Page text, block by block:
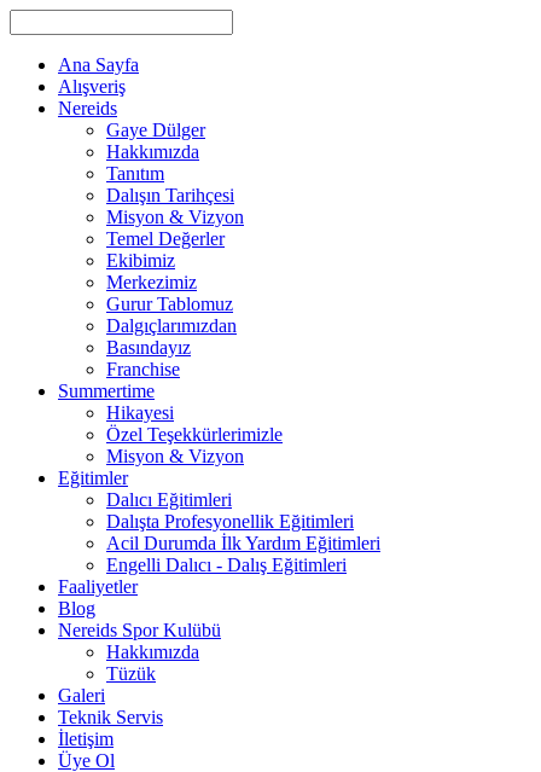
Ana Sayfa
Alışveriş
Nereids
Gaye Dülger
Hakkımızda
Tanıtım
Dalışın Tarihçesi
Misyon & Vizyon
Temel Değerler
Ekibimiz
Merkezimiz
Gurur Tablomuz
Dalgıçlarımızdan
Basındayız
Franchise
Summertime
Hikayesi
Özel Teşekkürlerimizle
Misyon & Vizyon
Eğitimler
Dalıcı Eğitimleri
Dalışta Profesyonellik Eğitimleri
Acil Durumda İlk Yardım Eğitimleri
Engelli Dalıcı - Dalış Eğitimleri
Faaliyetler
Blog
Nereids Spor Kulübü
Hakkımızda
Tüzük
Galeri
Teknik Servis
İletişim
Üye Ol